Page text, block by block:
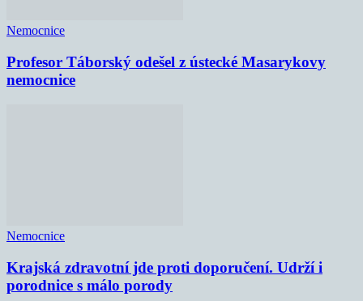
Nemocnice
Profesor Táborský odešel z ústecké Masarykovy
nemocnice
Nemocnice
Krajská zdravotní jde proti doporučení. Udrží i
porodnice s málo porody